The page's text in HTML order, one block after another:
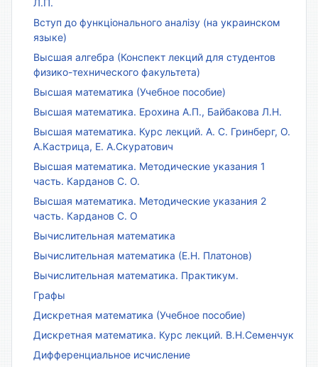
Вступ до функціонального аналізу (на украинском
языке)
Высшая алгебра (Конспект лекций для студентов
физико-технического факультета)
Высшая математика (Учебное пособие)
Высшая математика. Ерохина А.П., Байбакова Л.Н.
Высшая математика. Курс лекций. А. С. Гринберг, О.
А.Кастрица, Е. А.Скуратович
Высшая математика. Методические указания 1
часть. Карданов С. О.
Высшая математика. Методические указания 2
часть. Карданов С. О
Вычислительная математика
Вычислительная математика (Е.Н. Платонов)
Вычислительная математика. Практикум.
Графы
Дискретная математика (Учебное пособие)
Дискретная математика. Курс лекций. В.Н.Семенчук
Дифференциальное исчисление